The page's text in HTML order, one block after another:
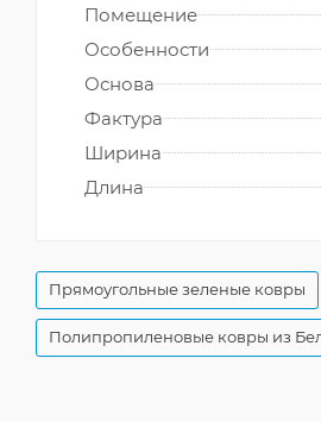
Помещение
Особенности
Основа
Фактура
Ширина
Длина
Прямоугольные зеленые ковры
Полипропиленовые ковры из